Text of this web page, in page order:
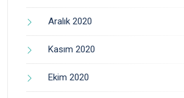
Aralık 2020
Kasım 2020
Ekim 2020